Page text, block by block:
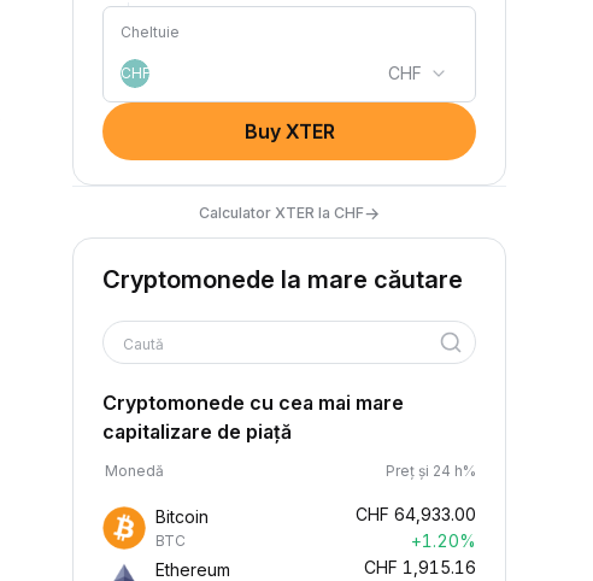
Cheltuie
CHF CHF
Buy XTER
Calculator XTER la CHF→
Cryptomonede la mare căutare
Caută
Cryptomonede cu cea mai mare
capitalizare de piață
Monedă Preț și 24 h%
Bitcoin
BTC
CHF 64,933.00
+1.20%
Ethereum
CHF 1,915.16